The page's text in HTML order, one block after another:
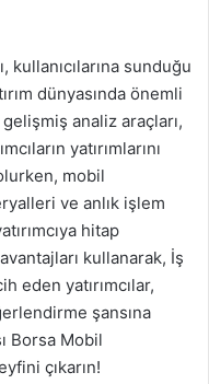
kullanıcılarına sunduğu
dünyasında önemli
analiz araçları,
yatırımlarını
mobil
ve anlık işlem
hitap
kullanarak, İş
eden yatırımcılar,
şansına
Borsa Mobil
çıkarın!